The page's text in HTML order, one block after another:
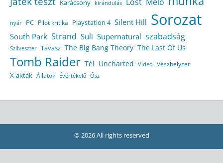
Karácsony kirándulás
nyár PC Pilot kritika Playstation 4 Silent Hill Sorozat
South Park Strand Suli Supernatural szabadság
Szilveszter Tavasz The Big Bang Theory The Last Of Us
Tomb Raider Tél Uncharted Videó Vészhelyzet
X-akták Állatok Évértékelő Ősz
© 2026 All rights reserved